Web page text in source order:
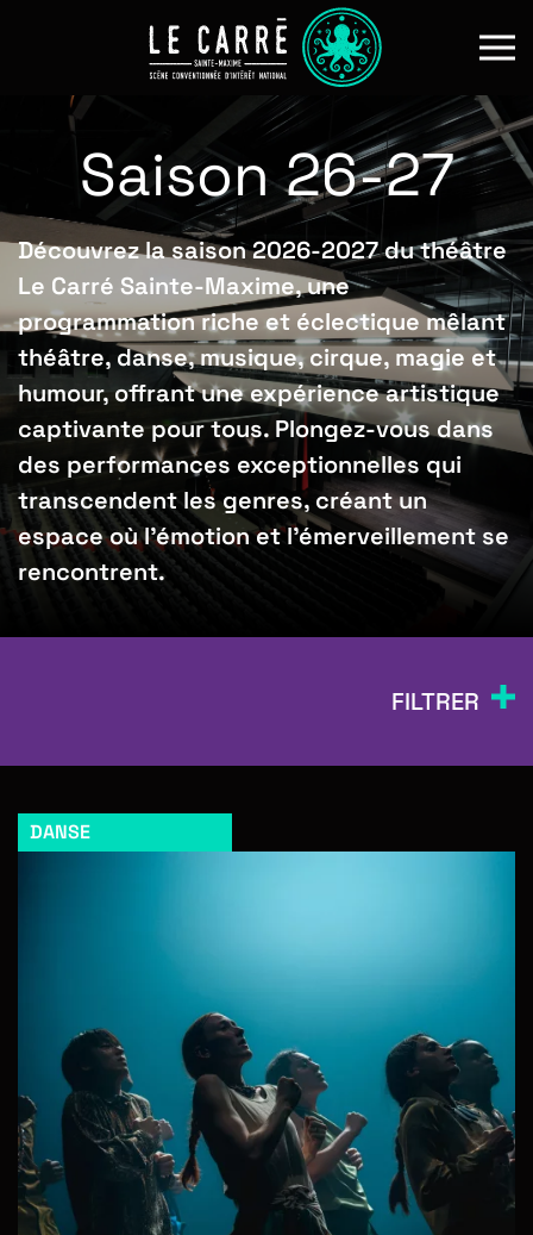
Skip to main content
Saison 26-27
Découvrez la saison 2026-2027 du théâtre
Le Carré Sainte-Maxime, une
programmation riche et éclectique mêlant
théâtre, danse, musique, cirque, magie et
humour, offrant une expérience artistique
captivante pour tous. Plongez-vous dans
des performances exceptionnelles qui
transcendent les genres, créant un
espace où l’émotion et l’émerveillement se
rencontrent.
FILTRER
DANSE